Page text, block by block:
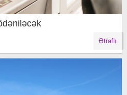
Ətraflı